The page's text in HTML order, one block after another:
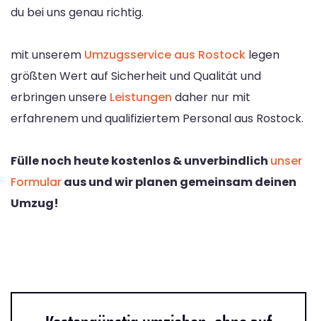
du bei uns genau richtig.
mit unserem Umzugsservice aus Rostock legen
größten Wert auf Sicherheit und Qualität und
erbringen unsere Leistungen daher nur mit
erfahrenem und qualifiziertem Personal aus Rostock.
Fülle noch heute kostenlos & unverbindlich unser
Formularaus und wir planen gemeinsam deinen
Umzug!